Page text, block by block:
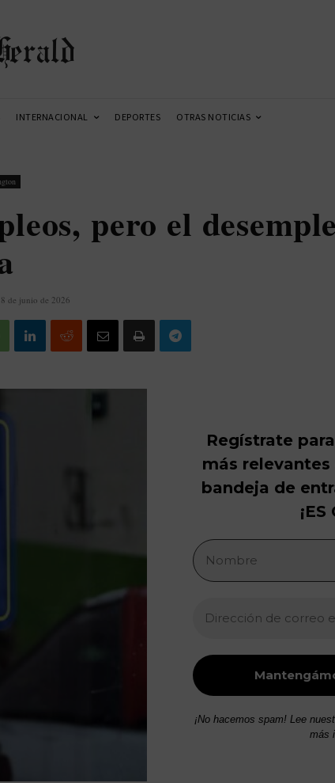
INTERNACIONAL DEPORTES OTRAS NOTICIAS
pero el
de junio de 2026
Regístrate
más
bandeja de
¡ES
¡No hacemos spam! Lee
más